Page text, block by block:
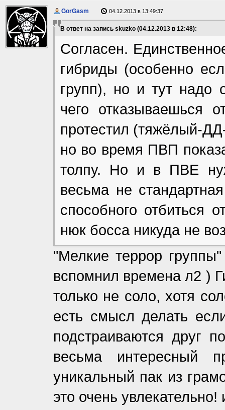
GorGasm 04.12.2013 в 13:49:37
В ответ на запись skuzko (04.12.2013 в 12:48):
Согласен.
гибриды (особенно
групп), но и тут надо
чего отказываешься
протестил (тяжёлый-
но во время ПВП
толпу. Но и в ПВЕ
весьма не
способного отбиться
нюк босса никуда не
"Мелкие террор
вспомнил времена л2 )
только не соло, хотя
есть смысл делать
подстраиваются друг
весьма интересный
уникальный пак из
это очень увлекательно!